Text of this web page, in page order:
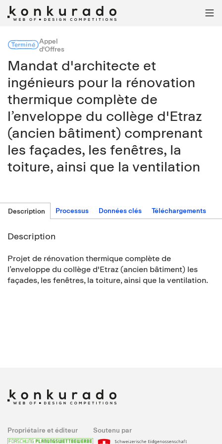

TerminéAppel
d'Offres
Mandat d'architecte et
ingénieurs pour la rénovation
thermique complète de
l’enveloppe du collège d'Etraz
(ancien bâtiment) comprenant
les façades, les fenêtres, la
toiture, ainsi que la ventilation
Description Processus Données clés Téléchargements
Description
Projet de rénovation thermique complète de
l’enveloppe du collège d'Etraz (ancien bâtiment) les
façades, les fenêtres, la toiture, ainsi que la ventilation.
Propriétaire et éditeur Soutenu par